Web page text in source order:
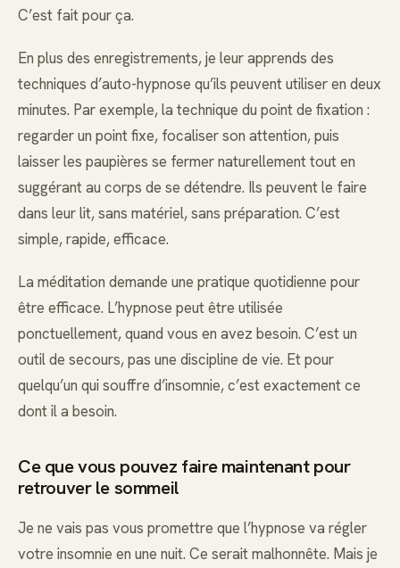
C’est fait pour ça.
En plus des enregistrements, je leur apprends des
techniques d’auto-hypnose qu’ils peuvent utiliser en deux
minutes. Par exemple, la technique du point de fixation :
regarder un point fixe, focaliser son attention, puis
laisser les paupières se fermer naturellement tout en
suggérant au corps de se détendre. Ils peuvent le faire
dans leur lit, sans matériel, sans préparation. C’est
simple, rapide, efficace.
La méditation demande une pratique quotidienne pour
être efficace. L’hypnose peut être utilisée
ponctuellement, quand vous en avez besoin. C’est un
outil de secours, pas une discipline de vie. Et pour
quelqu’un qui souffre d’insomnie, c’est exactement ce
dont il a besoin.
Ce que vous pouvez faire maintenant pour
retrouver le sommeil
Je ne vais pas vous promettre que l’hypnose va régler
votre insomnie en une nuit. Ce serait malhonnête. Mais je